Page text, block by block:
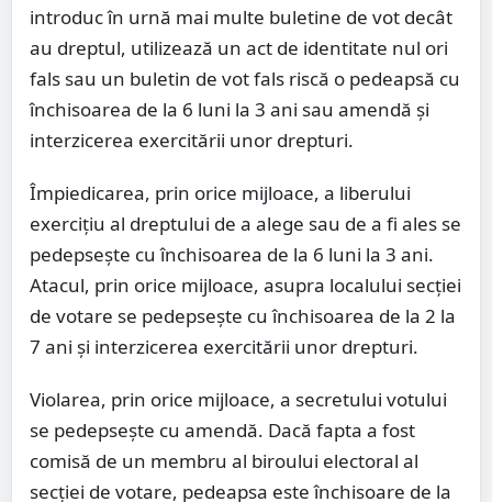
introduc în urnă mai multe buletine de vot decât
au dreptul, utilizează un act de identitate nul ori
fals sau un buletin de vot fals riscă o pedeapsă cu
închisoarea de la 6 luni la 3 ani sau amendă şi
interzicerea exercitării unor drepturi.
Împiedicarea, prin orice mijloace, a liberului
exercițiu al dreptului de a alege sau de a fi ales se
pedepsește cu închisoarea de la 6 luni la 3 ani.
Atacul, prin orice mijloace, asupra localului secţiei
de votare se pedepseşte cu închisoarea de la 2 la
7 ani şi interzicerea exercitării unor drepturi.
Violarea, prin orice mijloace, a secretului votului
se pedepsește cu amendă. Dacă fapta a fost
comisă de un membru al biroului electoral al
secției de votare, pedeapsa este închisoare de la